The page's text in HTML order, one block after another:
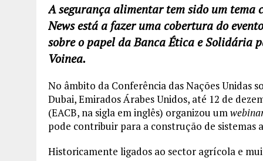
A segurança alimentar tem sido um tema
News está a fazer uma cobertura do
sobre o papel da Banca Ética e Solidária
Voinea.
No âmbito da Conferência das Nações Unidas
Dubai, Emirados Árabes Unidos, até 12 de
(EACB, na sigla em inglês) organizou um
pode contribuir para a construção de sistemas
Historicamente ligados ao sector agrícola e